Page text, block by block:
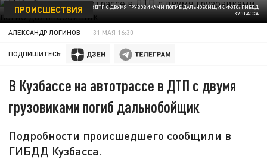
В КУЗБАССЕ НА АВТОТРАССЕ В ДТП С ДВУМЯ ГРУЗОВИКАМИ ПОГИБ ДАЛЬНОБОЙЩИК. ФОТО: ГИБДД
КУЗБАССА
ПРОИСШЕСТВИЯ
АЛЕКСАНДР ЛОГИНОВ 31 МАЯ 16:30
ПОДПИШИТЕСЬ:
В Кузбассе на автотрассе в ДТП с двумя
грузовиками погиб дальнобойщик
Подробности происшедшего сообщили в
ГИБДД Кузбасса.